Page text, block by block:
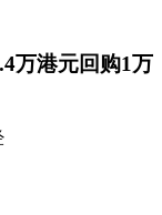
万港元回购1万